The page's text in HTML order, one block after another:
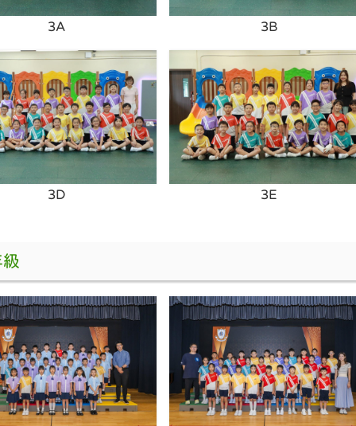
3A 3B
3D 3E